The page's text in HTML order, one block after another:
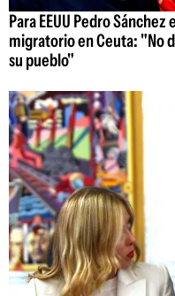
Para EEUU Pedro
migratorio en Ceuta: "No
su pueblo"